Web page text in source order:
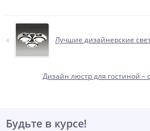
Лучшие дизайнерские
Дизайн люстр для гостиной –
Будьте в курсе!